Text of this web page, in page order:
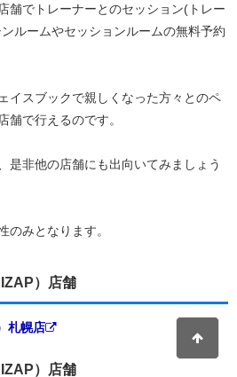
舗でトレーナーとのセッション(トレー
ルームやセッションルームの無料予約
イスブックで親しくなった方々とのペ
舗で行えるのです。
是非他の店舗にも出向いてみましょう
みとなります。
）店舗
札幌店
）店舗